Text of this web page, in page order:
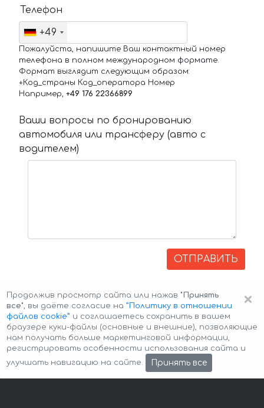
Телефон
+49
Пожалуйста, напишите Ваш контактный номер
телефона в полном международном формате.
Формат выглядит следующим образом:
+Код_страны Код_оператора Номер
Например, +49 176 22366899
Ваши вопросы по бронированию
автомобиля или трансферу (авто с
водителем)
ОТПРАВИТЬ
Авторские права © 2026 Авто-Аренда Cookie Policy
×
Продолжив просмотр сайта или нажав "Принять
все", вы даёте согласие на ”Политику в отношении
файлов cookie” и соглашаетесь сохранить в вашем
браузере куки-файлы (основные и внешние), позволяющие
нам получать больше маркетинговой информации,
регистрировать особенности использования сайта и
улучшать навигацию на сайте.
Принять все